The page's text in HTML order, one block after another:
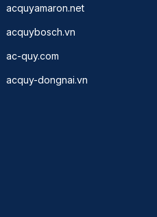
acquyamaron.net
acquybosch.vn
ac-quy.com
acquy-dongnai.vn